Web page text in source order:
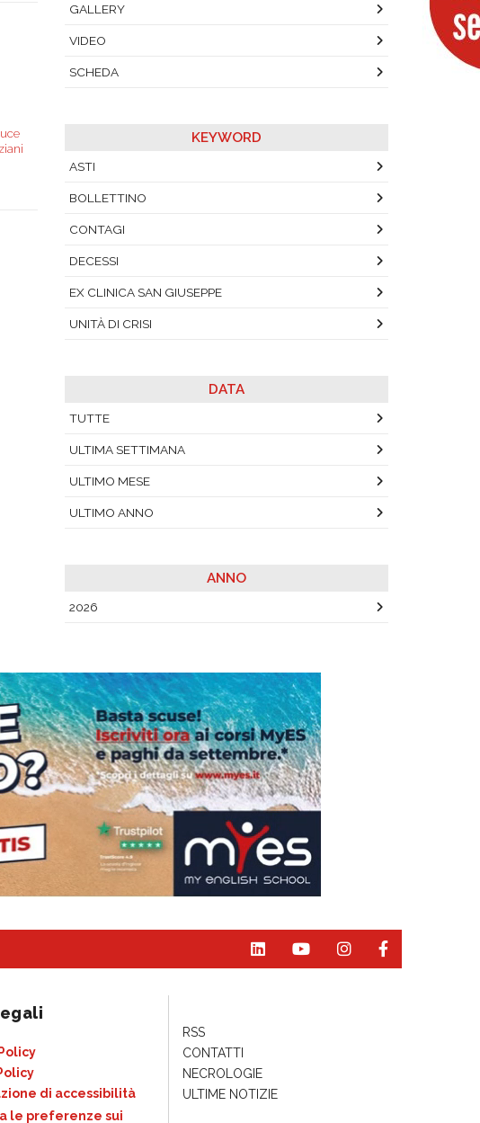
GALLERY
VIDEO
SCHEDA
KEYWORD
ASTI
BOLLETTINO
CONTAGI
DECESSI
EX CLINICA SAN GIUSEPPE
UNITÀ DI CRISI
DATA
TUTTE
ULTIMA SETTIMANA
ULTIMO MESE
ULTIMO ANNO
ANNO
2026
di accessibilità
le preferenze sui
RSS
CONTATTI
NECROLOGIE
ULTIME NOTIZIE